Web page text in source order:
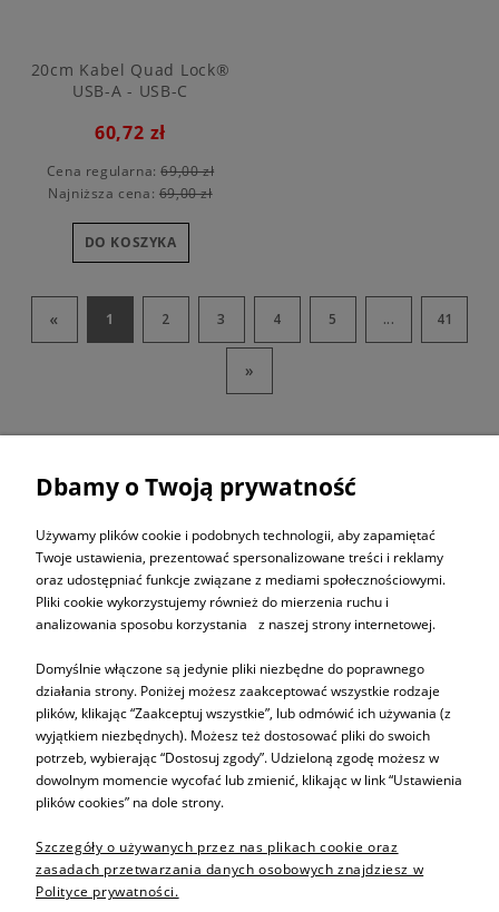
20cm Kabel Quad Lock®
USB-A - USB-C
60,72 zł
Cena regularna:69,00 zł
Najniższa cena: 69,00 zł
DO KOSZYKA
« 1 2 3 4 5 ... 41
»
ZAPISZ SIĘ DO
NEWSLETTERA
Informacje
Sprzedaż produktów
Dbamy o Twoją prywatność
Używamy plików cookie i podobnych technologii, aby zapamiętać
Twoje ustawienia, prezentować spersonalizowane treści i reklamy
oraz udostępniać funkcje związane z mediami społecznościowymi.
Pliki cookie wykorzystujemy również do mierzenia ruchu i
analizowania sposobu korzystania z naszej strony internetowej.
Domyślnie włączone są jedynie pliki niezbędne do poprawnego
działania strony. Poniżej możesz zaakceptować wszystkie rodzaje
plików, klikając “Zaakceptuj wszystkie”, lub odmówić ich używania (z
wyjątkiem niezbędnych). Możesz też dostosować pliki do swoich
potrzeb, wybierając “Dostosuj zgody”. Udzieloną zgodę możesz w
dowolnym momencie wycofać lub zmienić, klikając w link “Ustawienia
plików cookies” na dole strony.
Szczegóły o używanych przez nas plikach cookie oraz
zasadach przetwarzania danych osobowych znajdziesz w
Polityce prywatności.